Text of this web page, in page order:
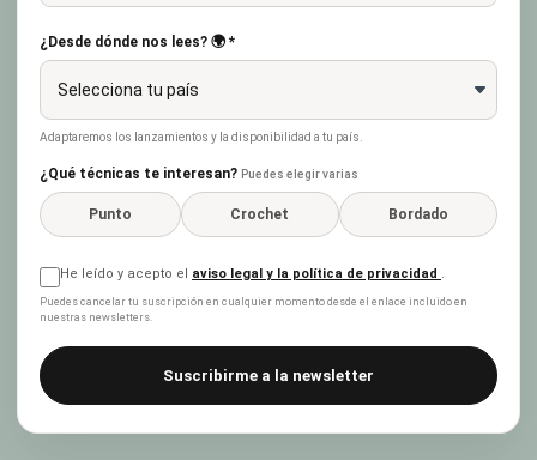
¿Desde dónde nos lees? 🌍 *
Adaptaremos los lanzamientos y la disponibilidad a tu país.
¿Qué técnicas te interesan? Puedes elegir varias
Punto Crochet Bordado
He leído y acepto el aviso legal y la política de privacidad .
Puedes cancelar tu suscripción en cualquier momento desde el enlace incluido en
nuestras newsletters.
Suscribirme a la newsletter